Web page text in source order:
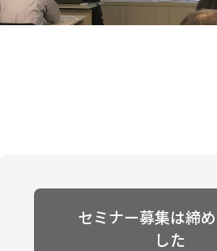
セミナー募集は締
した